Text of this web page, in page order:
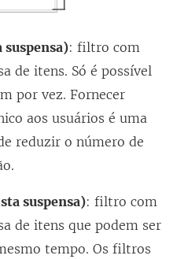
: filtro com
de itens. Só é possível
por vez. Fornecer
aos usuários é uma
reduzir o número de
suspensa): filtro com
de itens que podem ser
tempo. Os filtros